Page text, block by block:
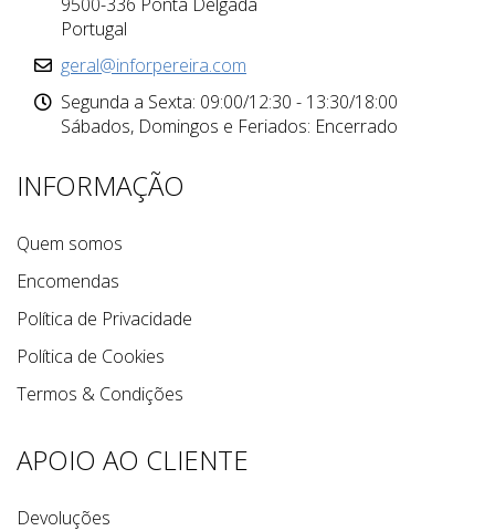
Portugal
geral@inforpereira.com
Segunda a Sexta: 09:00/12:30 - 13:30/18:00
Sábados, Domingos e Feriados: Encerrado
INFORMAÇÃO
Quem somos
Encomendas
Política de Privacidade
Política de Cookies
Termos & Condições
APOIO AO CLIENTE
Devoluções